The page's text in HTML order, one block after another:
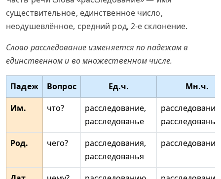
существительное, единственное число,
неодушевлённое, средний род, 2-е склонение.
Слово расследование изменяется по падежам в
единственном и во множественном числе.
Падеж Вопрос Ед.ч.
Мн.ч.
Им.
что?
расследование,
расследованье
расследованья
Род.
чего?
расследования,
расследованья
расследований